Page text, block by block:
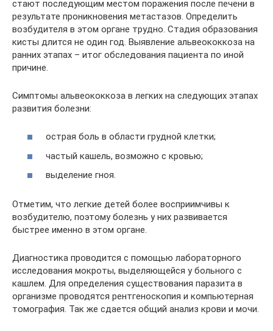
стают последующим местом поражения после печени в
результате проникновения метастазов. Определить
возбудителя в этом органе трудно. Стадия образования
кисты длится не один год. Выявление альвеококкоза на
ранних этапах – итог обследования пациента по иной
причине.
Симптомы альвеококкоза в легких на следующих этапах
развития болезни:
острая боль в области грудной клетки;
частый кашель, возможно с кровью;
выделение гноя.
Отметим, что легкие детей более восприимчивы к
возбудителю, поэтому болезнь у них развивается
быстрее именно в этом органе.
Диагностика проводится с помощью лабораторного
исследования мокроты, выделяющейся у больного с
кашлем. Для определения существования паразита в
организме проводятся рентгеноскопия и компьютерная
томография. Так же сдается общий анализ крови и мочи.